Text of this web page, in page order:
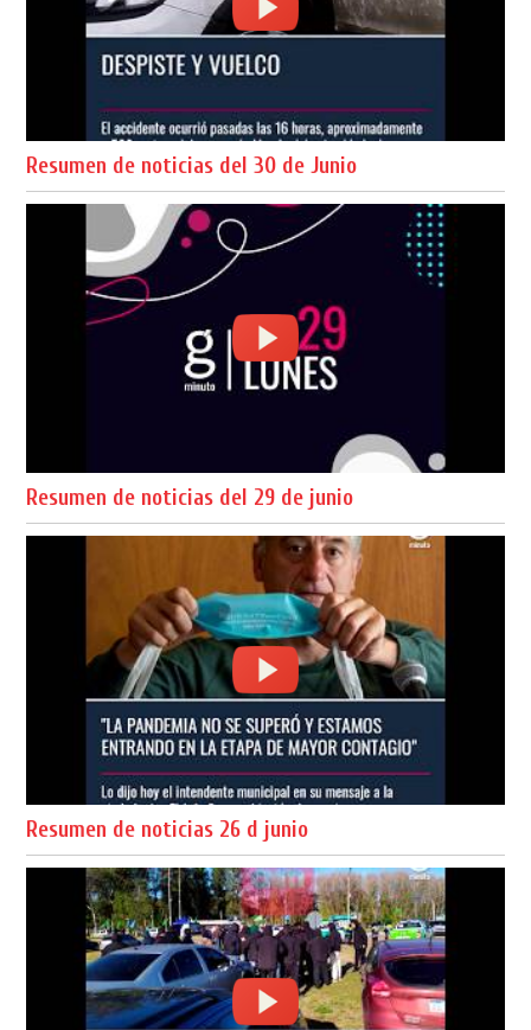
Resumen de noticias del 30 de Junio
Resumen de noticias del 29 de junio
Resumen de noticias 26 d junio